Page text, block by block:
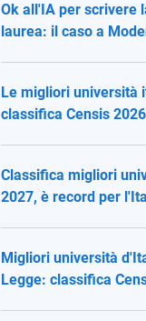
Ok all'IA per scrivere
laurea: il caso a
Le migliori università
classifica Censis
Classifica migliori
2027, è record per
Migliori università
Legge: classifica